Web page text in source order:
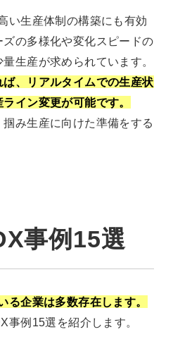
い生産体制の構築にも有効
の多様化や変化スピードの
生産が求められています。
、リアルタイムでの生産状
イン変更が可能です。
み生産に向けた準備をする
事例15選
る企業は多数存在します。
事例15選を紹介します。